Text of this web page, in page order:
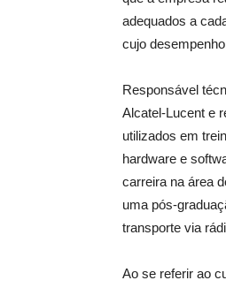
adequados a
cujo
Responsável
Alcatel-Lucent e
utilizados em
hardware e
carreira na área
uma pós-
transporte via
Ao se referir ao